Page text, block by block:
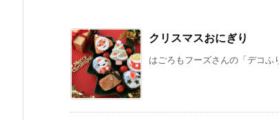
クリスマスおにぎり
はごろもフーズさんの「デコ